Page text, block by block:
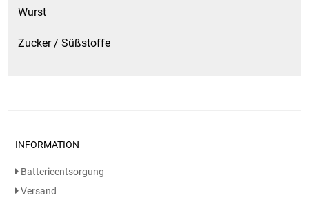
Wurst
Zucker / Süßstoffe
INFORMATION
Batterieentsorgung
Versand